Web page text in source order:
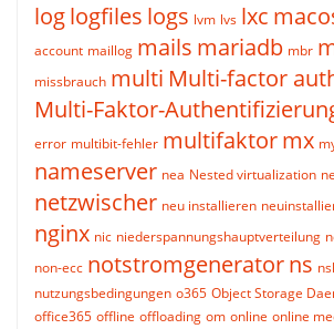
loglogfiles logs lvm lvs lxc
account maillog mails mariadb mbr
missbrauch multi Multi-factor
Multi-Faktor-
error multibit-fehler multifaktormx
nameserver nea Nested virtualization
netzwischer neu installieren
nginx nic niederspannungshauptverteilung
non-ecc notstromgeneratorns
nutzungsbedingungen o365 Object Storage
office365 offline offloading om online online